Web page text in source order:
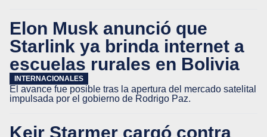
Elon Musk anunció que
Starlink ya brinda internet a
escuelas rurales en Bolivia
INTERNACIONALES
El avance fue posible tras la apertura del mercado satelital
impulsada por el gobierno de Rodrigo Paz.
Keir Starmer cargó contra